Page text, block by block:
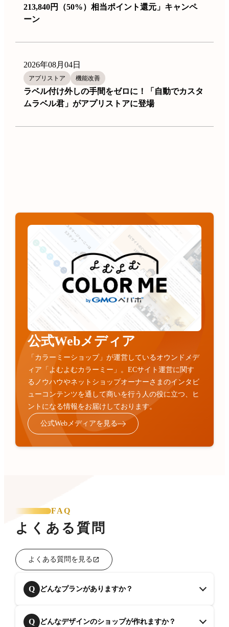
213,840円（50%）相当ポイント還元」キャンペ
ーン
2026年08月04日
アプリストア 機能改善
ラベル付け外しの手間をゼロに！「自動でカスタ
ムラベル君」がアプリストアに登場
公式Webメディア
「カラーミーショップ」が運営しているオウンドメデ
ィア「よむよむカラーミー」。ECサイト運営に関す
るノウハウやネットショップオーナーさまのインタビ
ューコンテンツを通して商いを行う人の役に立つ、ヒ
ントになる情報をお届けしております。
公式Webメディアを見る
FAQ
よくある質問
よくある質問を見る
Q どんなプランがありますか？
Q どんなデザインのショップが作れますか？